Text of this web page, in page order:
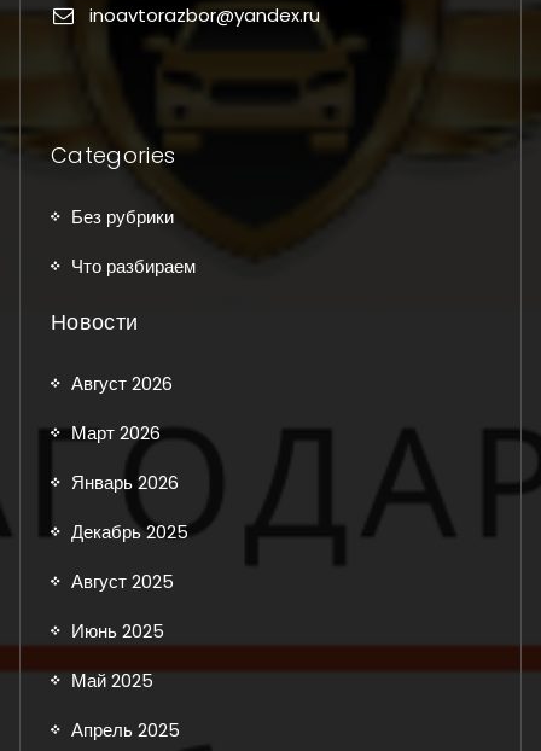
inoavtorazbor@yandex.ru
Categories
Без рубрики
Что разбираем
Новости
Август 2026
Март 2026
Январь 2026
Декабрь 2025
Август 2025
Июнь 2025
Май 2025
Апрель 2025